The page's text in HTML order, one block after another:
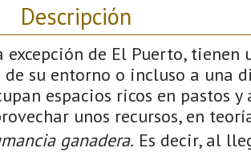
Descripción
excepción de El Puerto, tienen
su entorno o incluso a una
espacios ricos en pastos y
unos recursos, en
ganadera. Es decir, al